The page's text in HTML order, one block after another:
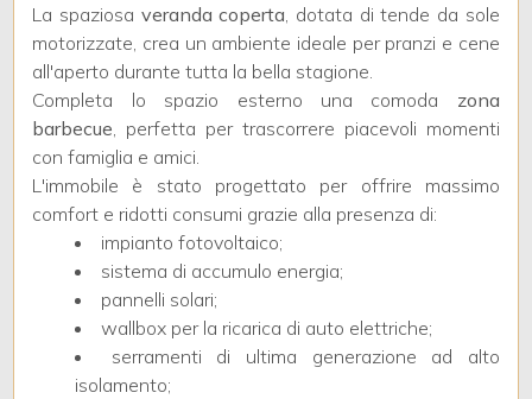
La spaziosa veranda coperta, dotata di tende da sole
motorizzate, crea un ambiente ideale per pranzi e cene
all'aperto durante tutta la bella stagione.
Completa lo spazio esterno una comoda zona
barbecue, perfetta per trascorrere piacevoli momenti
con famiglia e amici.
L'immobile è stato progettato per offrire massimo
comfort e ridotti consumi grazie alla presenza di:
impianto fotovoltaico;
sistema di accumulo energia;
pannelli solari;
wallbox per la ricarica di auto elettriche;
serramenti di ultima generazione ad alto
isolamento;
3
4
5
minime